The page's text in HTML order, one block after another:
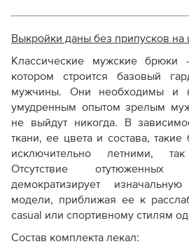
Очень низкая
стандарта)
Припуски на швы
Отсутствуют
(закладываются
самостоятельно)
Размерный ряд
Сокращенный
размеров и/или
Выкройки даны без припусков
Классические мужские брюки
котором строится базовый
мужчины. Они необходимы и
умудренным опытом зрелым
не выйдут никогда. В
ткани, ее цвета и состава,
исключительно летними,
Отсутствие отутюженных
демократизирует
модели, приближая ее к
casual или спортивному стилям
Состав комплекта лекал: